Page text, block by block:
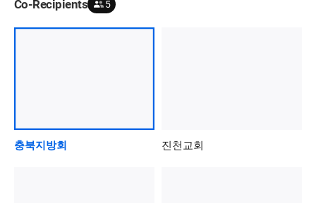
Co-Recipients 5
충북지방회 진천교회